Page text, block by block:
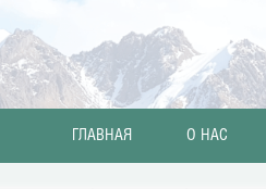
ГЛАВНАЯ О НАС